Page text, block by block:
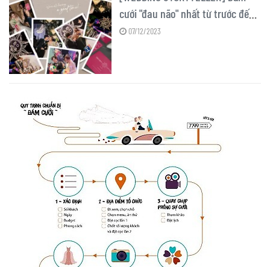
cưới "đau não" nhất từ trước đến
nay!07/12/2023